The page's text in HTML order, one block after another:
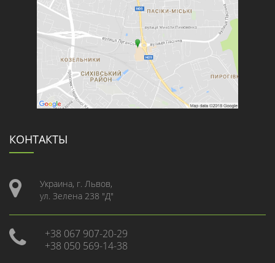
КОНТАКТЫ
Украина, г. Львов,
ул. Зелена 238 "Д"
+38 067 907-20-29
+38 050 569-14-38